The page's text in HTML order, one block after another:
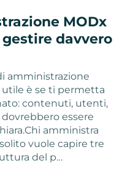
MODx
davvero
amministrazione
utile è se ti permetta
contenuti, utenti,
essere
amministra
vuole capire tre
del p…